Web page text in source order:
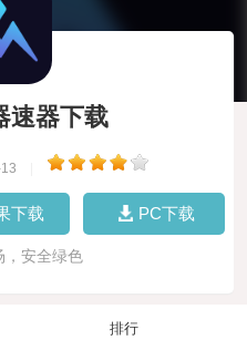
速器下载
下载 PC下载
，安全绿色
排行